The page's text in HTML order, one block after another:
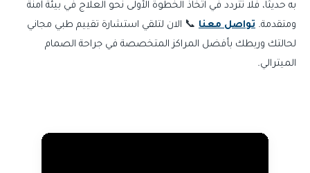
به حديثا، فلا تتردد في اتخاذ الخطوة الأولى نحو العلاج في بيئة آمنة
ومتقدمة. تواصل معنا 📞 الان لتلقي استشارة تقييم طبي مجاني
لحالتك وربطك بأفضل المراكز المتخصصة في جراحة الصمام
الميترالي.